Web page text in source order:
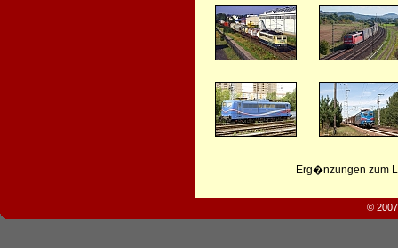
Erg�nzungen zum
©